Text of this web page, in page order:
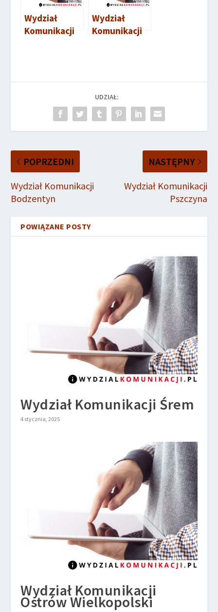
Wydział
Komunikacji
Wydział
Komunikacji
UDZIAŁ:
POPRZEDNI
Wydział Komunikacji
Bodzentyn
NASTĘPNY
Wydział Komunikacji
Pszczyna
POWIĄZANE POSTY
Wydział Komunikacji Śrem
4 stycznia, 2025
Wydział Komunikacji
Ostrów Wielkopolski